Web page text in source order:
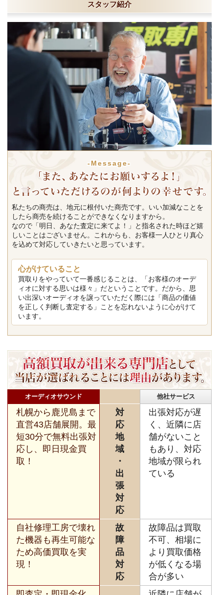
スタッフ紹介
-Message-
私たちの商売は、地元に根付いた商売です。いい加減なことを
したら商売を続けることができなくなりますから。
なので「明日、あなた査定に来てよ！」と指名された時ほど嬉
しいことはございません。これからも、お客様一人ひとり真心
を込めて対応していきたいと思っています。
心がけていること
買取りをやっていて一番感じることは、「お客様のオーデ
ィオに対する思いは様々」だということです。だから、思
い出深いオーディオを譲っていただく際には「商品の価値
を正しく判断し査定する」ことを忘れないように心がけて
います。
オーディオサウンド 他社サービス
札幌から鹿児島まで
直営43店舗展開。最
短30分で無料出張対
応し、即日現金買
取！
対
応
地
域
・
出
張
対
応
出張対応が遅
く、近隣に店
舗がないこと
もあり、対応
地域が限られ
ている
自社修理工房で壊れ
た機器も再生可能な
ため高価買取を実
現！
故
障
品
対
応
故障品は買取
不可、相場に
より買取価格
が低くなる場
合が多い